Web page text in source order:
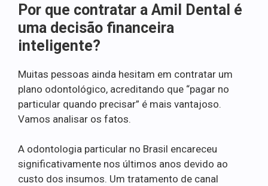
Por que contratar a Amil Dental é
uma decisão financeira
inteligente?
Muitas pessoas ainda hesitam em contratar um
plano odontológico, acreditando que “pagar no
particular quando precisar” é mais vantajoso.
Vamos analisar os fatos.
A odontologia particular no Brasil encareceu
significativamente nos últimos anos devido ao
custo dos insumos. Um tratamento de canal